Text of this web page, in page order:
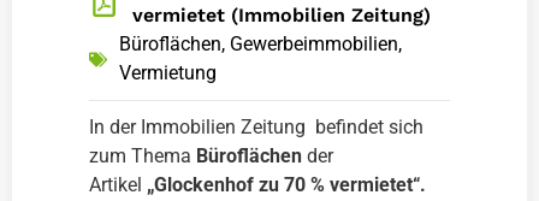
vermietet (Immobilien Zeitung)
Büroflächen, Gewerbeimmobilien,
Vermietung
In der Immobilien Zeitung befindet sich
zum Thema Büroflächen der
Artikel „Glockenhof zu 70 % vermietet“.